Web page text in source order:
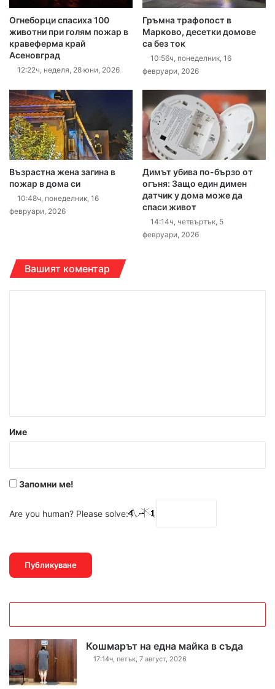
Огнеборци спасиха 100
животни при голям пожар в
кравеферма край
Асеновград
12:22ч, неделя, 28 юни, 2026
Гръмна трафопост в
Марково, десетки домове
са без ток
10:56ч, понеделник, 16
февруари, 2026
Възрастна жена загина в
пожар в дома си
10:48ч, понеделник, 16
февруари, 2026
Димът убива по-бързо от
огъня: Защо един димен
датчик у дома може да
спаси живот
14:14ч, четвъртък, 5
февруари, 2026
Вашият коментар
р
Име
Запомни ме!
Are you human? Please solve:
Кошмарът на една майка в съда
17:14ч, петък, 7 август, 2026